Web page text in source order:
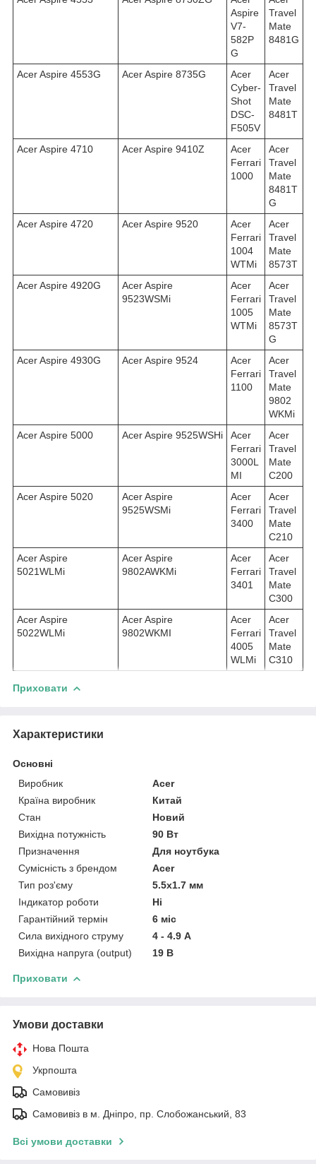
Aspire
V7-
582P
G
Travel
Mate
8481G
Acer Aspire 4553G Acer Aspire 8735G
Acer
Cyber-
Shot
DSC-
F505V
Acer
Travel
Mate
8481T
Acer Aspire 4710 Acer Aspire 9410Z
Acer
Ferrari
1000
Acer
Travel
Mate
8481T
G
Acer Aspire 4720
Acer Aspire 9520
Acer
Ferrari
1004
WTMi
Acer
Travel
Mate
8573T
Acer Aspire 4920G
Acer Aspire
9523WSMi
Acer
Ferrari
1005
WTMi
Acer
Travel
Mate
8573T
G
Acer Aspire 4930G
Acer Aspire 9524
Acer
Ferrari
1100
Acer
Travel
Mate
9802
WKMi
Acer Aspire 5000
Acer Aspire 9525WSHi
Acer
Ferrari
3000L
MI
Acer
Travel
Mate
C200
Acer Aspire 5020
Acer Aspire
9525WSMi
Acer
Ferrari
3400
Acer
Travel
Mate
C210
Acer Aspire
5021WLMi
Acer Aspire
9802AWKMi
Acer
Ferrari
3401
Acer
Travel
Mate
C300
Acer Aspire
5022WLMi
Acer Aspire
9802WKMI
Acer
Ferrari
4005
WLMi
Acer
Travel
Mate
C310
Приховати
Характеристики
Основні
Виробник
Acer
Країна виробник
Китай
Стан
Новий
Вихідна потужність
90 Вт
Призначення
Для ноутбука
Сумісність з брендом
Acer
Тип роз'єму
5.5x1.7 мм
Індикатор роботи
Ні
Гарантійний термін
6 міс
Сила вихідного струму
4 - 4.9 А
Вихідна напруга (output)
19 В
Приховати
Умови доставки
Нова Пошта
Укрпошта
Самовивіз
Самовивіз в м. Дніпро, пр. Слобожанський, 83
Всі умови доставки